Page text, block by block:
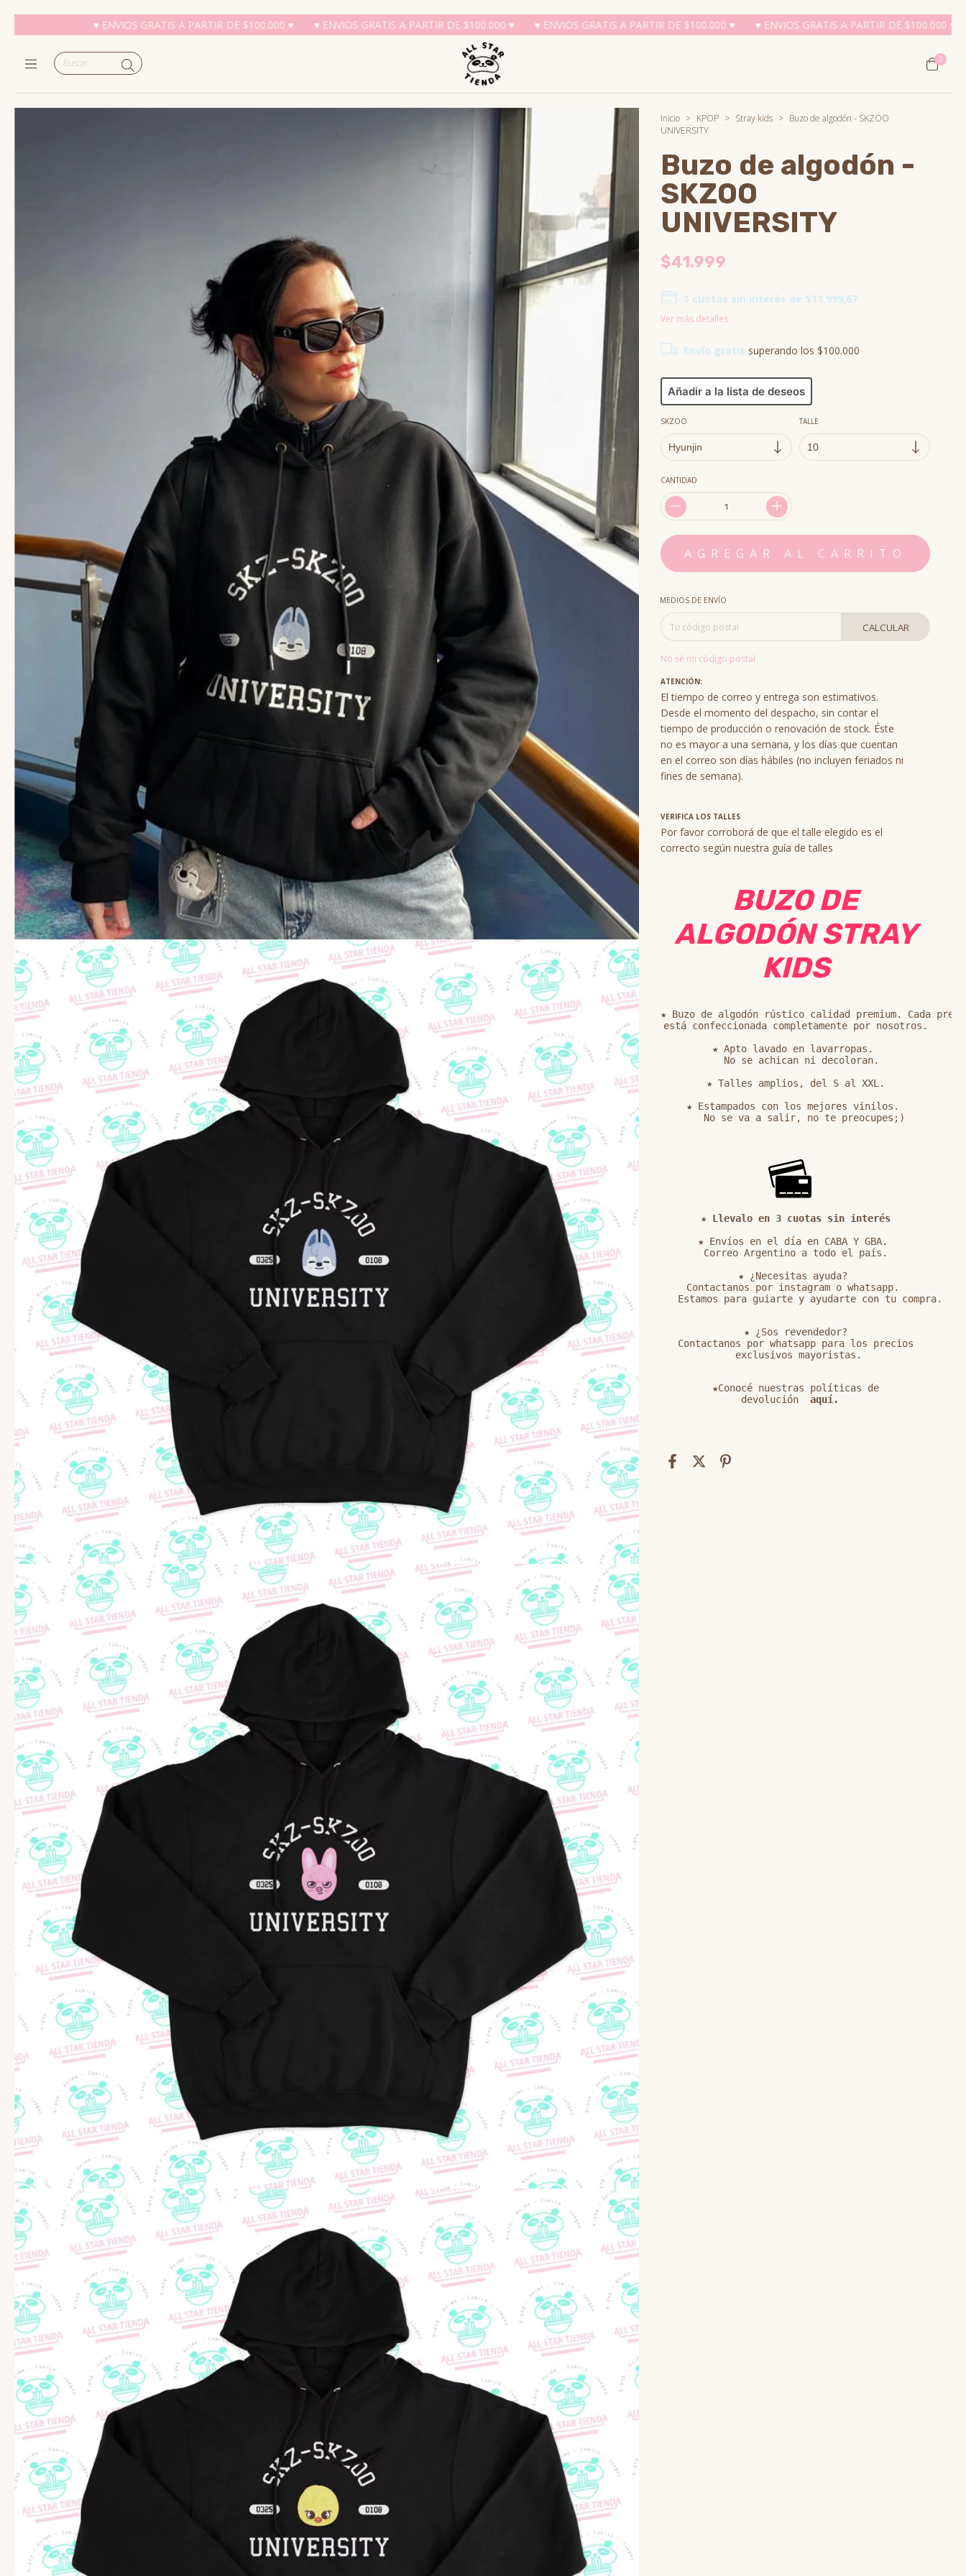
GRATIS A PARTIR DE $100.000 ♥ ♥ ENVIOS GRATIS A PARTIR DE $100.000 ♥ ♥ ENVIOS GRATIS A PARTIR DE $100.000 ♥ ♥ ENVIOS GRATIS A PARTIR DE $100.000 ♥ ♥ ENVIOS GRATIS A
0
Inicio > KPOP > Stray kids > Buzo de algodón - SKZOO
UNIVERSITY
Buzo de algodón -
SKZOO
UNIVERSITY
$41.999
3 cuotas sin interés de $13.999,67
Ver más detalles
Envío gratis superando los $100.000
Añadir a la lista de deseos
SKZOO TALLE
CANTIDAD
MEDIOS DE ENVÍO
CALCULAR
No sé mi código postal
ATENCIÓN:
El tiempo de correo y entrega son estimativos.
Desde el momento del despacho, sin contar el
tiempo de producción o renovación de stock. Éste
no es mayor a una semana, y los días que cuentan
en el correo son días hábiles (no incluyen feriados ni
fines de semana).
VERIFICA LOS TALLES
Por favor corroborá de que el talle elegido es el
correcto según nuestra guía de talles
BUZO DE
ALGODÓN STRAY
KIDS
★ Buzo de algodón rústico calidad premium. Cada
está confeccionada completamente por nosotros.
★ Apto lavado en lavarropas.
No se achican ni decoloran.
★ Talles amplios, del S al XXL.
★ Estampados con los mejores vinilos.
★ Llevalo en 3 cuotas sin interés
★ Envíos en el día en CABA Y GBA.
Correo Argentino a todo el país.
★ ¿Necesitas ayuda?
Contactanos por instagram o whatsapp.
Estamos para guiarte y ayudarte con tu compra.
★ ¿Sos revendedor?
Contactanos por whatsapp para los precios
exclusivos mayoristas.
★Conocé nuestras políticas de
devolución
aquí.